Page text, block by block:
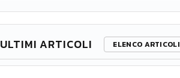
ULTIMI ARTICOLI ELENCO ARTICOLI